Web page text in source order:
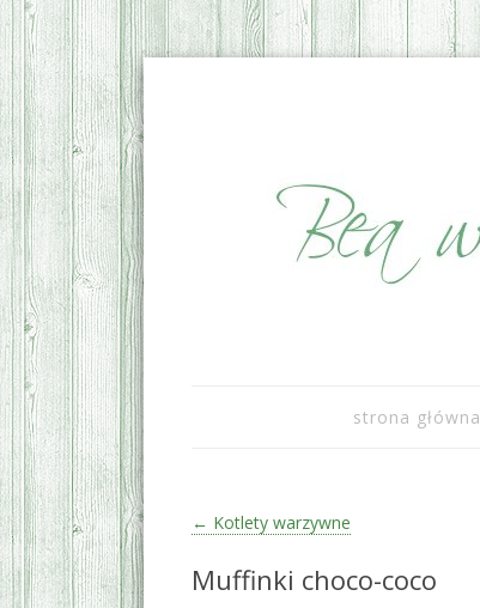
strona główna
Zobacz wpisy
← Kotlety warzywne
Muffinki choco-coco